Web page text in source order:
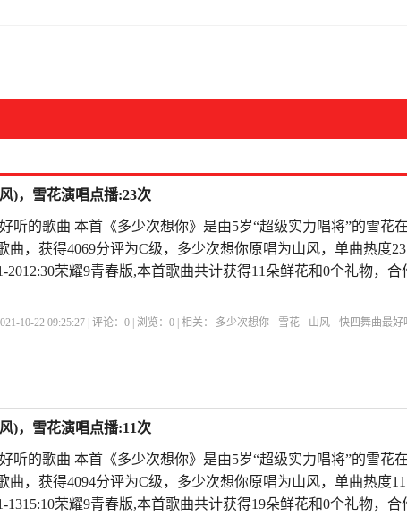
)，雪花演唱点播:23次
听的歌曲 本首《多少次想你》是由5岁“超级实力唱将”的雪花
曲，获得4069分评为C级，多少次想你原唱为山风，单曲热度
2012:30荣耀9青春版,本首歌曲共计获得11朵鲜花和0个礼物，合
10-22 09:25:27 | 评论：0 | 浏览：0 | 相关： 多少次想你 雪花 山风
快四舞曲最好
)，雪花演唱点播:11次
听的歌曲 本首《多少次想你》是由5岁“超级实力唱将”的雪花
曲，获得4094分评为C级，多少次想你原唱为山风，单曲热度
1315:10荣耀9青春版,本首歌曲共计获得19朵鲜花和0个礼物，合